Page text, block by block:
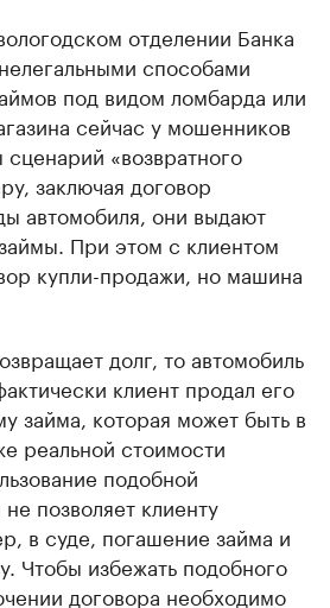
отделении Банка
способами
под видом ломбарда или
сейчас у мошенников
«возвратного
заключая договор
автомобиля, они выдают
При этом с клиентом
купли-продажи, но машина
долг, то автомобиль
клиент продал его
займа, которая может быть в
реальной стоимости
подобной
позволяет клиенту
в суде, погашение займа и
Чтобы избежать подобного
договора необходимо